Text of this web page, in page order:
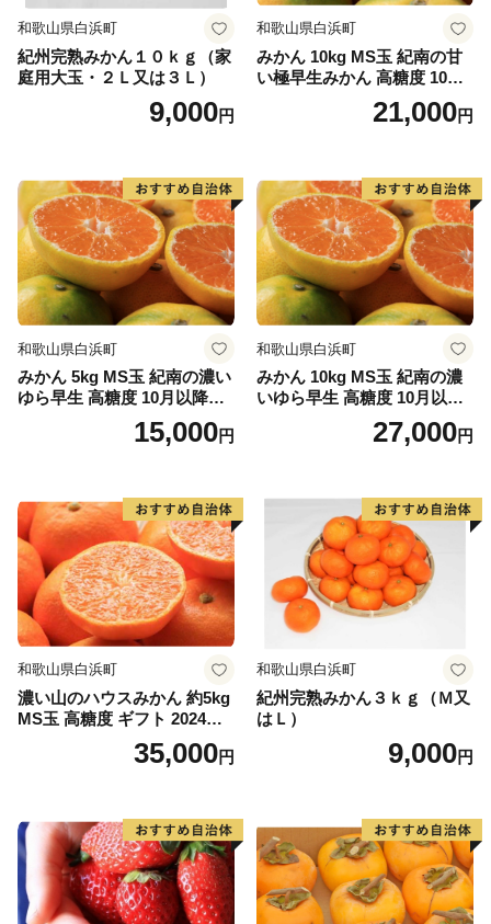
和歌山県白浜町
紀州完熟みかん１０ｋｇ（家
庭用大玉・２Ｌ又は３Ｌ）
9,000円
和歌山県白浜町
みかん 10kg MS玉 紀南の甘
い極早生みかん 高糖度 10月
以降発送 マルチ被覆栽培
21,000円
和歌山県白浜町
みかん 5kg MS玉 紀南の濃い
ゆら早生 高糖度 10月以降発
送 マルチ被覆栽培15,000円
和歌山県白浜町
みかん 10kg MS玉 紀南の濃
いゆら早生 高糖度 10月以降
発送 マルチ被覆栽培27,000円
和歌山県白浜町
濃い山のハウスみかん 約5kg
MS玉 高糖度 ギフト 2024年7
35,000円
和歌山県白浜町
紀州完熟みかん３ｋｇ（Ｍ又
はＬ）
9,000円